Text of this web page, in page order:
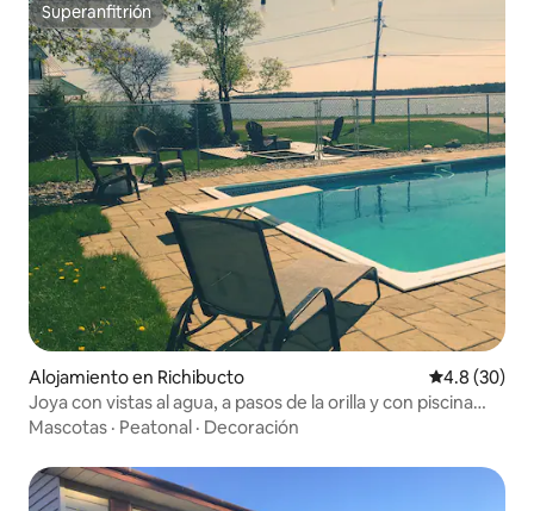
Superanfitrión
Superanfitrión
Alojamiento en Richibucto Calificación
4.8 (30)
Joya con vistas al agua, a pasos de la orilla y con piscina
privada
Mascotas · Peatonal · Decoración